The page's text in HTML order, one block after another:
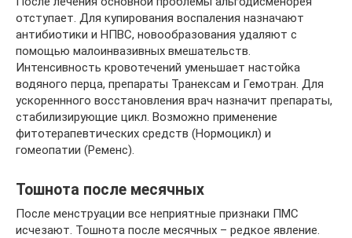
отступает. Для купирования воспаления назначают
антибиотики и НПВС, новообразования удаляют с
помощью малоинвазивных вмешательств.
Интенсивность кровотечений уменьшает настойка
водяного перца, препараты Транексам и Гемотран. Для
ускореннного восстановления врач назначит препараты,
стабилизирующие цикл. Возможно применение
фитотерапевтических средств (Нормоцикл) и
гомеопатии (Ременс).
Тошнота после месячных
После менструации все неприятные признаки ПМС
исчезают. Тошнота после месячных – редкое явление.